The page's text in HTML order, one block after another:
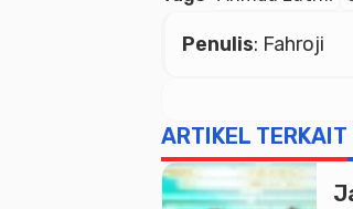
Penulis: Fahroji
ARTIKEL TERKAIT